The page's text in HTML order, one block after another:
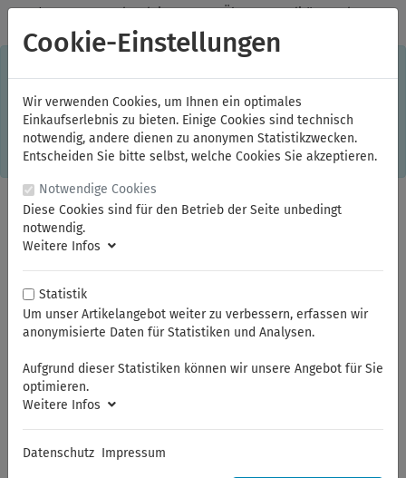
✓Jeden Monat starke Aktionen ✓Über 20 Qualitätsmarken ✓
Kostenlose Lieferung im Inland ab 150,00 Euro Bruttowarenwert
Einkaufserlebnis. Dabei werden beispielsweise die Session-
Informationen oder die Spracheinstellung auf Ihrem Rechner
gespeichert. Ohne Cookies ist der Funktionsumfang des
Online-Shops eingeschränkt. Sind Sie damit nicht
einverstanden, klicken Sie bitte hier.
VDE 3/8" - Steckschlüssel und Betätigungswerkzeuge
Sommerferien
Cookie-Einstellungen
Wir verwenden Cookies, um Ihnen ein optimales
Einkaufserlebnis zu bieten. Einige Cookies sind technisch
notwendig, andere dienen zu anonymen Statistikzwecken.
Entscheiden Sie bitte selbst, welche Cookies Sie akzeptieren.
Notwendige Cookies
Diese Cookies sind für den Betrieb der Seite unbedingt
notwendig.
Weitere Infos
Statistik
Um unser Artikelangebot weiter zu verbessern, erfassen wir
anonymisierte Daten für Statistiken und Analysen.
Aufgrund dieser Statistiken können wir unsere Angebot für Sie
optimieren.
Weitere Infos
Datenschutz Impressum